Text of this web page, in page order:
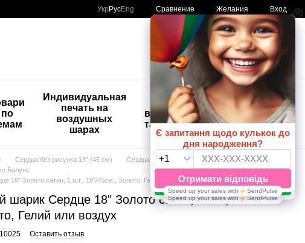
Укр РусEng Сравнение Желания Вход
Мой заказ
по
Индивидуальная
печать на
воздушных
шарах
Детские
временные
татуировки
🚨🚨🚨
Распродажа
Шары с
рисунком
😀🎈
Сердца без рисунка 18" (45 см)
Сердца 18"
Балунс
18" Золото сатин, 1 шт., 18"/45см., Золото, Гелий или воздух
шарик Сердце 18" Золото сатин, 1 шт.,
Гелий или воздух
Оставить отзыв